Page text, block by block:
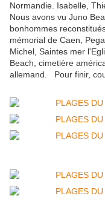
Normandie. Isabelle,
Nous avons vu Juno
bonhommes
mémorial de Caen,
Michel, Saintes mer
Beach, cimetière
allemand. Pour finir,